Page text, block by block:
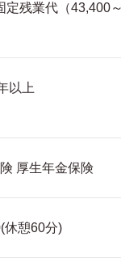
残業代（43,400
以上
厚生年金保険
休憩60分)